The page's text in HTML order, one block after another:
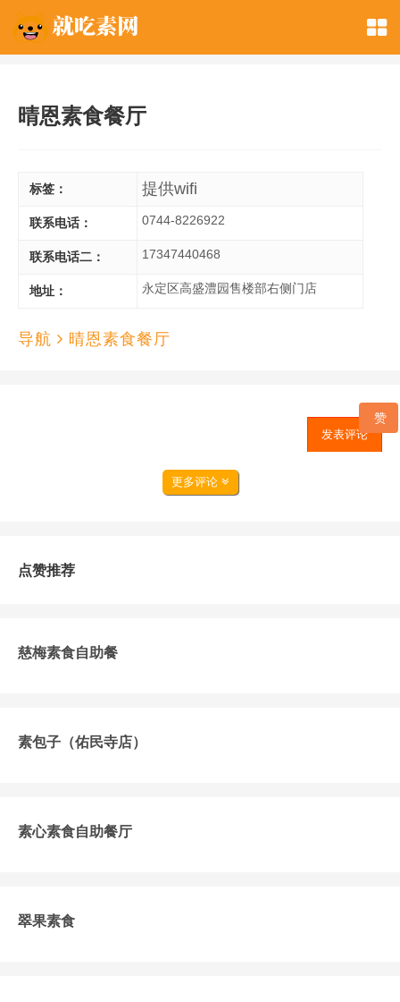
晴恩素食餐厅
标签： 提供wifi
联系电话： 0744-8226922
联系电话二： 17347440468
地址： 永定区高盛澧园售楼部右侧门店
导航 晴恩素食餐厅
赞
发表评论
更多评论
点赞推荐
慈梅素食自助餐
素包子（佑民寺店）
素心素食自助餐厅
翠果素食